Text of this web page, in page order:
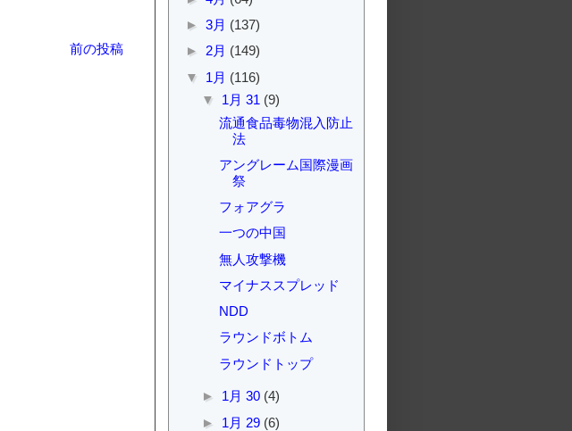
前の投稿
► 3月 (137)
► 2月 (149)
▼ 1月 (116)
▼ 1月 31 (9)
流通食品毒物混入防止
法
アングレーム国際漫画
祭
フォアグラ
一つの中国
無人攻撃機
マイナススプレッド
NDD
ラウンドボトム
ラウンドトップ
► 1月 30 (4)
► 1月 29 (6)